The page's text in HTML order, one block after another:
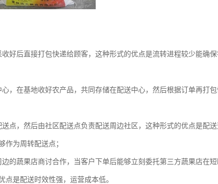
好后直接打包快递给顾客，这种形式的优点是流转进程较少能确
，在基地收好农产品，共同存储在配送中心，然后根据订单再打
点，然后由社区配送点负责配送周边社区，这种形式的优点是配
作为周转配送点；
的蔬果店商讨合作，当客户下单后能够立刻委托第三方蔬果店在
是配送时效性强，运营成本低。